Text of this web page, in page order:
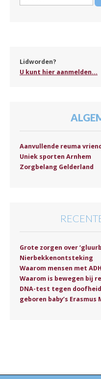
Lidworden?
U kunt hier aanmelden...
Aanvullende reuma
Uniek sporten Arnhem
Zorgbelang Gelderland
Grote zorgen over
Nierbekkenontsteking
Waarom mensen met
Waarom is bewegen bij
DNA-test tegen
geboren baby’s Erasmus